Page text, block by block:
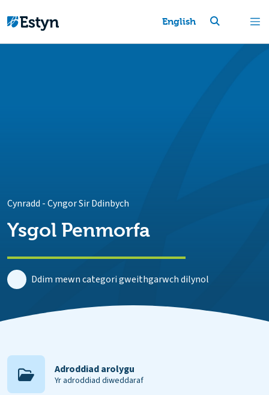
English
Cynradd -Cyngor Sir Ddinbych
Ysgol Penmorfa
Ddim mewn categori gweithgarwch dilynol
Adroddiad arolygu
Yr adroddiad diweddaraf